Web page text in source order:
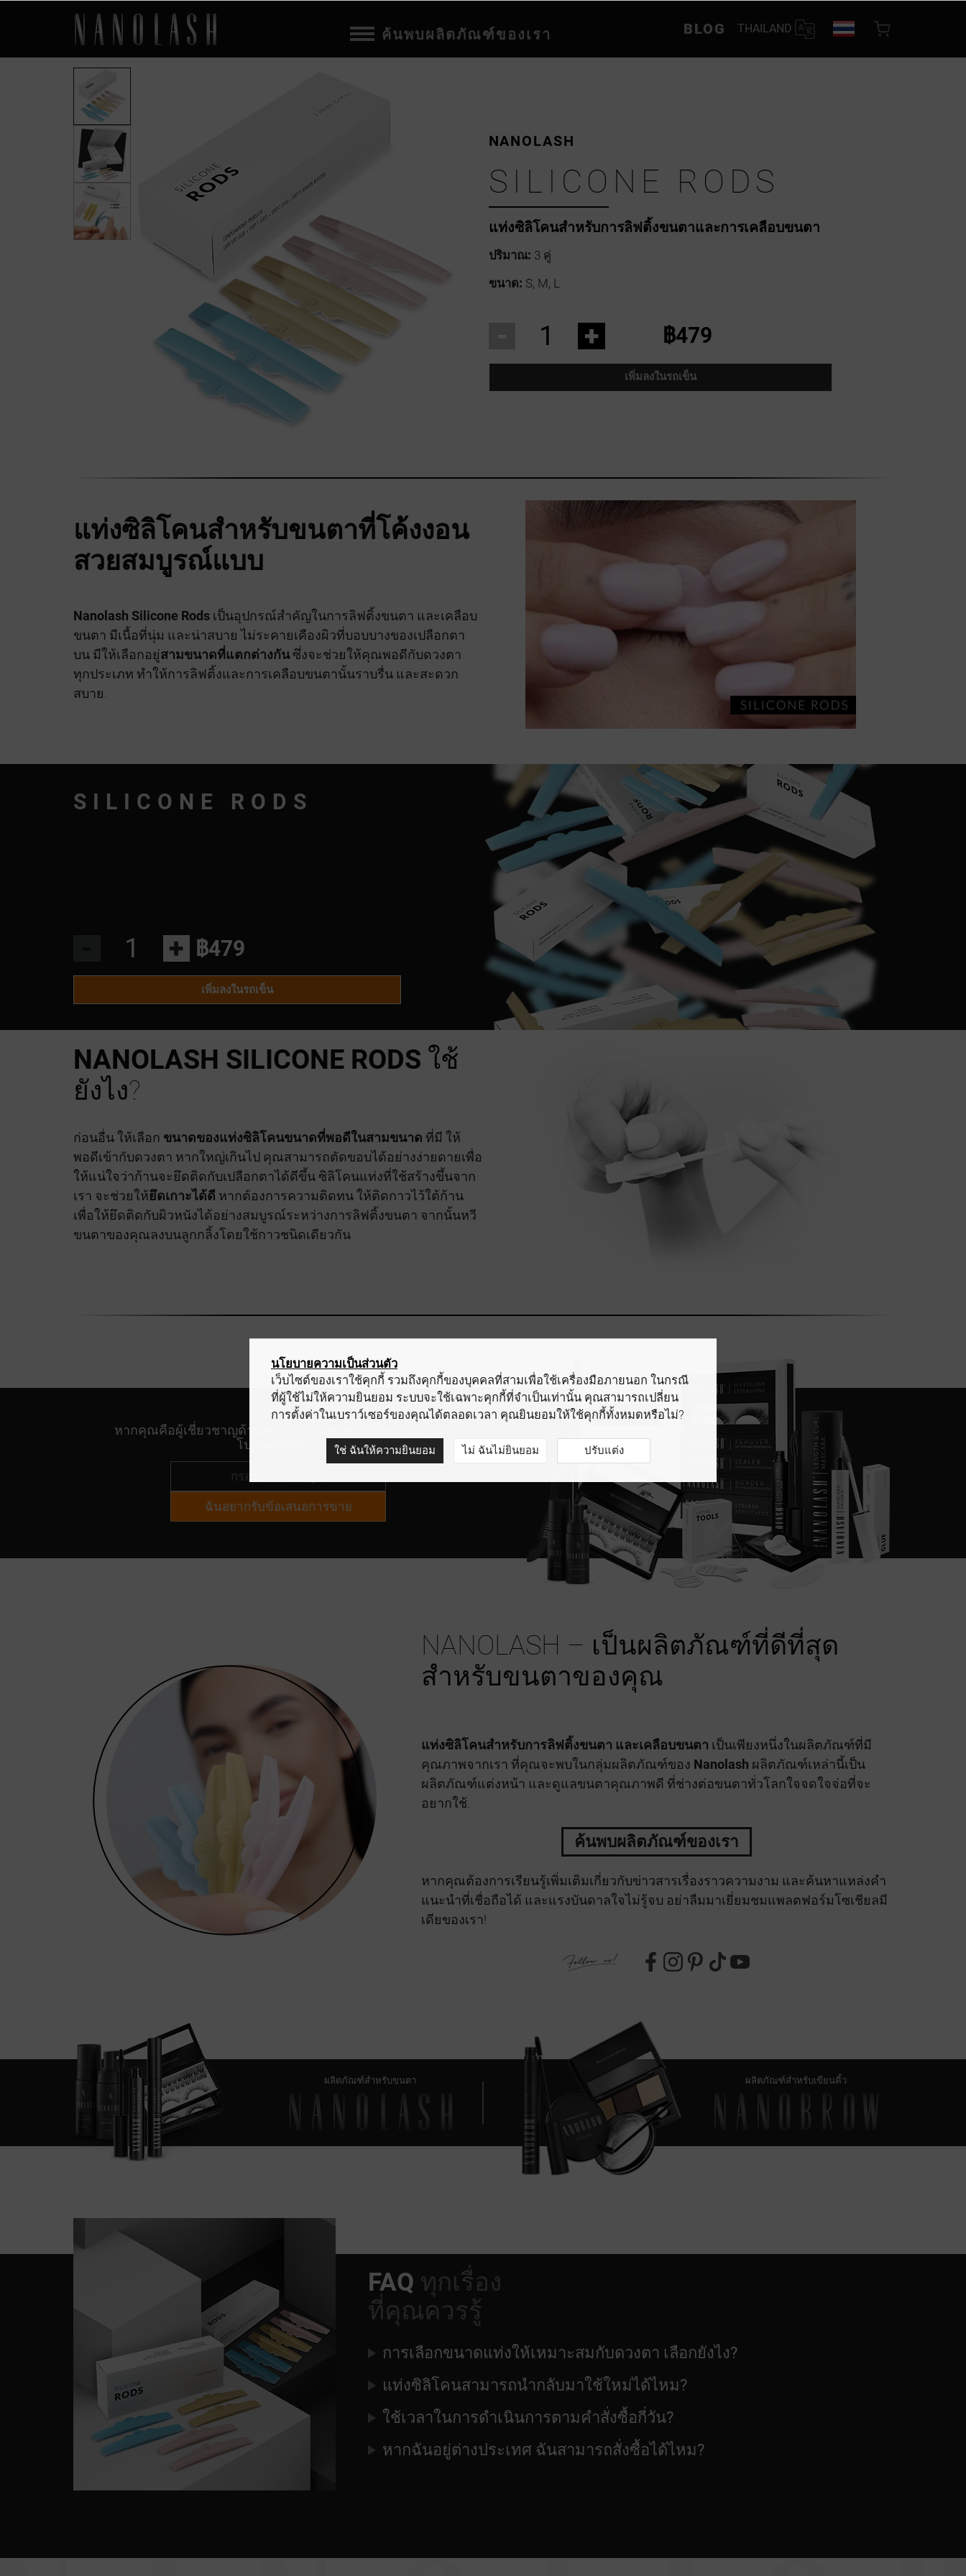
ค้นพบผลิตภัณฑ์ของเรา BLOG THAILAND
แท่งซิลิโคนสำหรับการลิฟติ้งขนตาและการเคลือบขนตา
NANOLASH
SILICONE RODS
ปริมาณ: 3 คู่
ขนาด: S, M, L
+ ฿479
เพิ่มลงในรถเข็น
แท่งซิลิโคนสำหรับขนตาที่โค้งงอน
สวยสมบูรณ์แบบ
Nanolash Silicone Rods เป็นอุปกรณ์สำคัญในการลิฟติ้งขนตา และเคลือบ
ขนตา มีเนื้อที่นุ่ม และน่าสบาย ไม่ระคายเคืองผิวที่บอบบางของเปลือกตา
บน มีให้เลือกอยู่สามขนาดที่แตกต่างกันซึ่งจะช่วยให้คุณพอดีกับดวงตา
ทุกประเภท ทำให้การลิฟติ้งและการเคลือบขนตานั้นราบรื่น และสะดวก
สบาย.
SILICONE RODS
+ ฿479
เพิ่มลงในรถเข็น
NANOLASH SILICONE RODS ใช้
ยังไง?
ก่อนอื่น ให้เลือก ขนาดของแท่งซิลิโคนขนาดที่พอดีในสามขนาด ที่มี ให้
พอดีเข้ากับดวงตา หากใหญ่เกินไป คุณสามารถตัดขอบได้อย่างง่ายดายเพื่อ
ให้แน่ใจว่าก้านจะยึดติดกับเปลือกตาได้ดีขึ้น ซิลิโคนแท่งที่ใช้สร้างขึ้นจาก
เรา จะช่วยให้ยึดเกาะได้ดี หากต้องการความติดทน ให้ติดกาวไว้ใต้ก้าน
เพื่อให้ยึดติดกับผิวหนังได้อย่างสมบูรณ์ระหว่างการลิฟติ้งขนตา จากนั้นหวี
ขนตาของคุณลงบนลูกกลิ้งโดยใช้กาวชนิดเดียวกัน
หากคุณคือผู้เชี่ยวชาญด้านความงาม และสนใจที่จะร่วมงาน
โปรดติดต่อเรา
ฉันอยากรับข้อเสนอการขาย
NANOLASH – เป็นผลิตภัณฑ์ที่ดีที่สุด
สำหรับขนตาของคุณ
แท่งซิลิโคนสำหรับการลิฟติ้งขนตา และเคลือบขนตา เป็นเพียงหนึ่งในผลิตภัณฑ์ที่มี
คุณภาพจากเรา ที่คุณจะพบในกลุ่มผลิตภัณฑ์ของ Nanolash ผลิตภัณฑ์เหล่านี้เป็น
ผลิตภัณฑ์แต่งหน้า และดูแลขนตาคุณภาพดี ที่ช่างต่อขนตาทั่วโลกใจจดใจจ่อที่จะ
อยากใช้.
ค้นพบผลิตภัณฑ์ของเรา
หากคุณต้องการเรียนรู้เพิ่มเติมเกี่ยวกับข่าวสารเรื่องราวความงาม และค้นหาแหล่งคำ
แนะนำที่เชื่อถือได้ และแรงบันดาลใจไม่รู้จบ อย่าลืมมาเยี่ยมชมแพลตฟอร์มโซเชียลมี
เดียของเรา!
ผลิตภัณฑ์สำหรับขนตา ผลิตภัณฑ์สำหรับเขียนคิ้ว
FAQ ทุกเรื่อง
ที่คุณควรรู้
การเลือกขนาดแท่งให้เหมาะสมกับดวงตา เลือกยังไง?
แท่งซิลิโคนสามารถนำกลับมาใช้ใหม่ได้ไหม?
ใช้เวลาในการดำเนินการตามคำสั่งซื้อกี่วัน?
หากฉันอยู่ต่างประเทศ ฉันสามารถสั่งซื้อได้ไหม?
นโยบายความเป็นส่วนตัว
เว็บไซต์ของเราใช้คุกกี้ รวมถึงคุกกี้ของบุคคลที่สามเพื่อใช้เครื่องมือภายนอก ในกรณี
ที่ผู้ใช้ไม่ให้ความยินยอม ระบบจะใช้เฉพาะคุกกี้ที่จำเป็นเท่านั้น คุณสามารถเปลี่ยน
การตั้งค่าในเบราว์เซอร์ของคุณได้ตลอดเวลา คุณยินยอมให้ใช้คุกกี้ทั้งหมดหรือไม่?
ใช่ ฉันให้ความยินยอม ไม่ ฉันไม่ยินยอม ปรับแต่ง